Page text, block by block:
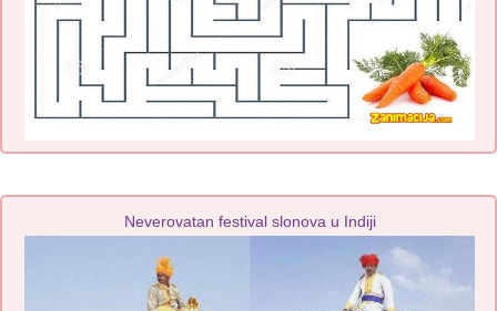
Neverovatan festival slonova u Indiji